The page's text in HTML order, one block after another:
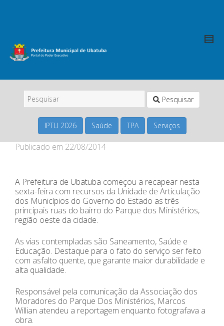
Pesquisar
IPTU 2026 Saúde TPA Serviços
Publicado em 22/08/2014
A Prefeitura de Ubatuba começou a recapear nesta
sexta-feira com recursos da Unidade de Articulação
dos Municípios do Governo do Estado as três
principais ruas do bairro do Parque dos Ministérios,
região oeste da cidade.
As vias contempladas são Saneamento, Saúde e
Educação. Destaque para o fato do serviço ser feito
com asfalto quente, que garante maior durabilidade e
alta qualidade.
Responsável pela comunicação da Associação dos
Moradores do Parque Dos Ministérios, Marcos
Willian atendeu a reportagem enquanto fotografava a
obra.